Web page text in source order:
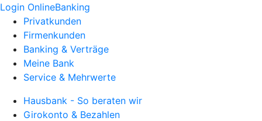
Login OnlineBanking
Privatkunden
Firmenkunden
Banking & Verträge
Meine Bank
Service & Mehrwerte
Hausbank - So beraten wir
Girokonto & Bezahlen